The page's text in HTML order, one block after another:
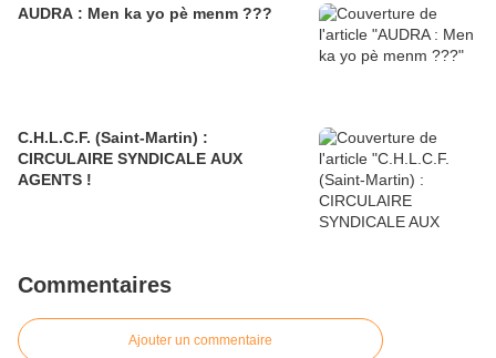
AUDRA : Men ka yo pè menm ???
C.H.L.C.F. (Saint-Martin) :
CIRCULAIRE SYNDICALE AUX
AGENTS !
Commentaires
Ajouter un commentaire